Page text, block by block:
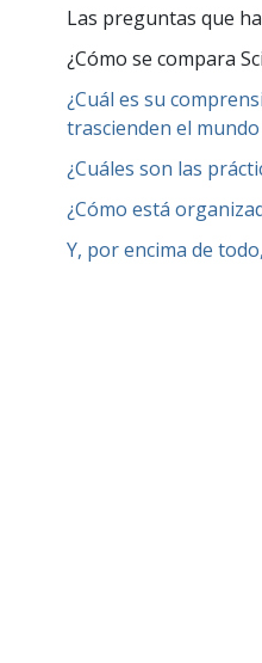
Las preguntas que
¿Cómo se compara
¿Cuál es su
trascienden el
¿Cuáles son las
¿Cómo está
Y, por encima de